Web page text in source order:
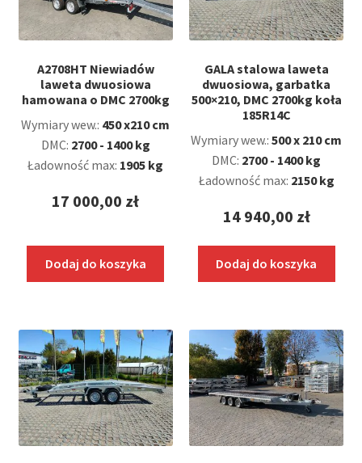
A2708HT Niewiadów
laweta dwuosiowa
hamowana o DMC 2700kg
Wymiary wew.: 450 x210 cm
DMC: 2700 - 1400 kg
Ładowność max: 1905 kg
17 000,00 zł
Dodaj do koszyka
GALA stalowa laweta
dwuosiowa, garbatka
500×210, DMC 2700kg koła
185R14C
Wymiary wew.:500 x 210 cm
DMC: 2700 - 1400 kg
Ładowność max: 2150 kg
14 940,00 zł
Dodaj do koszyka